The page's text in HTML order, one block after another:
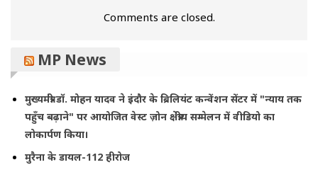
Comments are closed.
MP News
मुख्यमंत्री डॉ. मोहन यादव ने इंदौर के ब्रिलियंट कन्वेंशन सेंटर में "न्याय तक
पहुँच बढ़ाने" पर आयोजित वेस्ट ज़ोन क्षेत्रीय सम्मेलन में वीडियो का
लोकार्पण किया।
मुरैना के डायल-112 हीरोज